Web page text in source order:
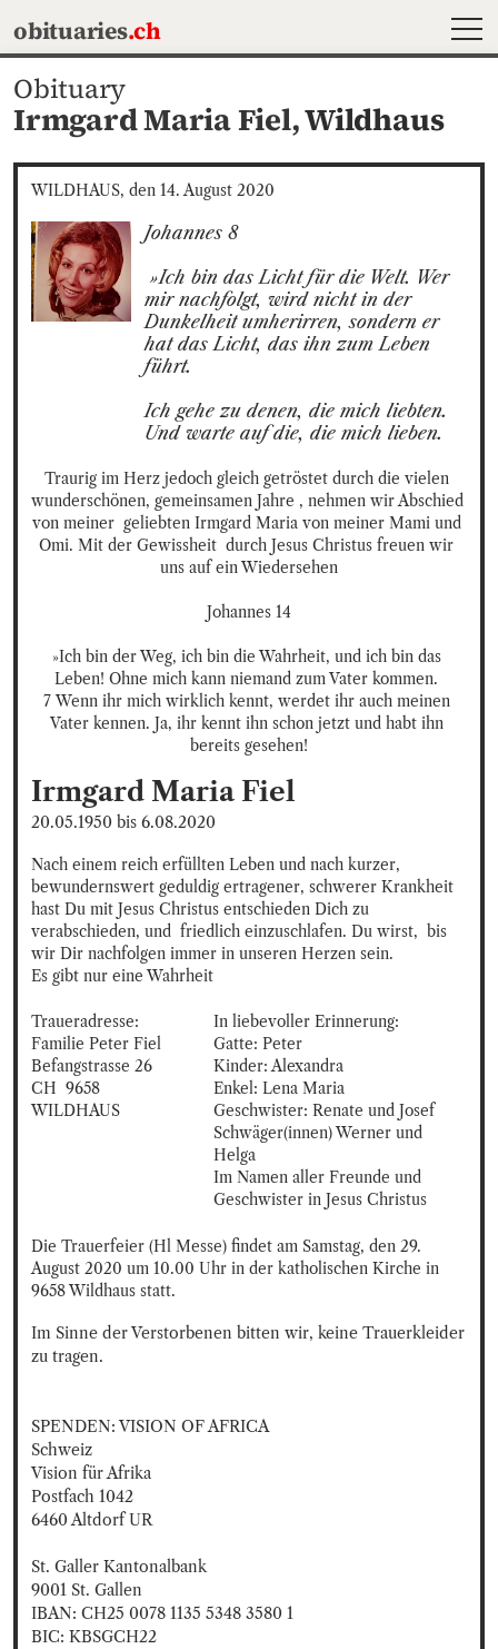
obituaries.ch
Obituary
Irmgard Maria Fiel,Wildhaus
WILDHAUS, den 14. August 2020
Johannes 8
»Ich bin das Licht für die Welt. Wer
mir nachfolgt, wird nicht in der
Dunkelheit umherirren, sondern er
hat das Licht, das ihn zum Leben
führt.
Ich gehe zu denen, die mich liebten.
Und warte auf die, die mich lieben.
Traurig im Herz jedoch gleich getröstet durch die vielen
wunderschönen, gemeinsamen Jahre , nehmen wir Abschied
von meiner  geliebten Irmgard Maria von meiner Mami und
Omi. Mit der Gewissheit  durch Jesus Christus freuen wir
uns auf ein Wiedersehen
Johannes 14
»Ich bin der Weg, ich bin die Wahrheit, und ich bin das
Leben! Ohne mich kann niemand zum Vater kommen.
7 Wenn ihr mich wirklich kennt, werdet ihr auch meinen
Vater kennen. Ja, ihr kennt ihn schon jetzt und habt ihn
bereits gesehen!
Irmgard Maria Fiel
20.05.1950 bis 6.08.2020
Nach einem reich erfüllten Leben und nach kurzer,
bewundernswert geduldig ertragener, schwerer Krankheit
hast Du mit Jesus Christus entschieden Dich zu
verabschieden, und  friedlich einzuschlafen. Du wirst,  bis
wir Dir nachfolgen immer in unseren Herzen sein.
Es gibt nur eine Wahrheit
Traueradresse:
Familie Peter Fiel
Befangstrasse 26
CH  9658
WILDHAUS
In liebevoller Erinnerung:
Gatte: Peter
Kinder: Alexandra
Enkel: Lena Maria
Geschwister: Renate und Josef
Schwäger(innen) Werner und
Helga
Im Namen aller Freunde und
Geschwister in Jesus Christus
Die Trauerfeier (Hl Messe) findet am Samstag, den 29.
August 2020 um 10.00 Uhr in der katholischen Kirche in
9658 Wildhaus statt.
Im Sinne der Verstorbenen bitten wir, keine Trauerkleider
zu tragen.
SPENDEN: VISION OF AFRICA
Schweiz
Vision für Afrika
Postfach 1042
6460 Altdorf UR
St. Galler Kantonalbank
9001 St. Gallen
IBAN: CH25 0078 1135 5348 3580 1
BIC: KBSGCH22